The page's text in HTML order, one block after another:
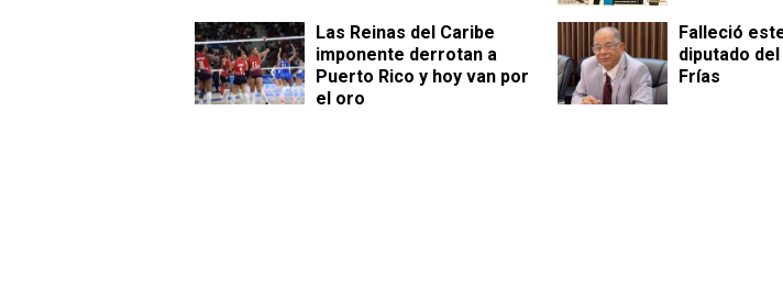
Las Reinas del Caribe
imponente derrotan a
Puerto Rico y hoy van por
el oro
Falleció
diputado
Frías